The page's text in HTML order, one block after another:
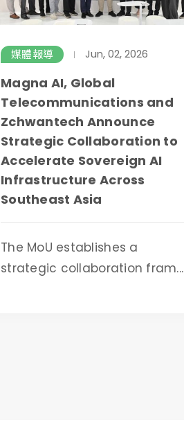
媒體報導 Jun, 02, 2026
Magna AI, Global
Telecommunications and
Zchwantech Announce
Strategic Collaboration to
Accelerate Sovereign AI
Infrastructure Across
Southeast Asia
The MoU establishes a
strategic collaboration fram...